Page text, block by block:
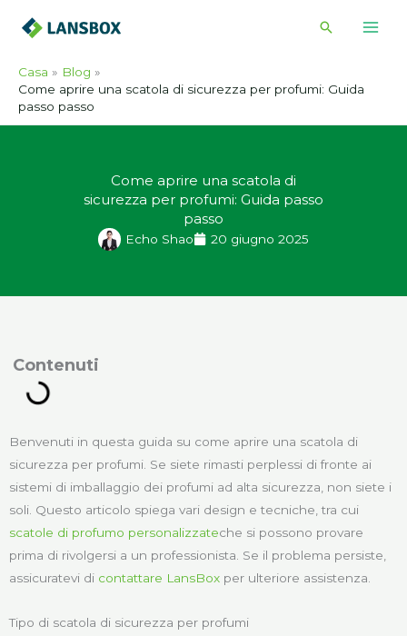
Cerca
Casa
Blog
Come aprire una scatola di sicurezza per profumi: Guida
passo passo
Come aprire una scatola di
sicurezza per profumi: Guida passo
passo
Echo Shao 20 giugno 2025
Benvenuti in questa guida su come aprire una scatola di
sicurezza per profumi. Se siete rimasti perplessi di fronte ai
sistemi di imballaggio dei profumi ad alta sicurezza, non siete i
soli. Questo articolo spiega vari design e tecniche, tra cui
scatole di profumo personalizzateche si possono provare
prima di rivolgersi a un professionista. Se il problema persiste,
assicuratevi di contattare LansBox per ulteriore assistenza.
Tipo di scatola di sicurezza per profumi